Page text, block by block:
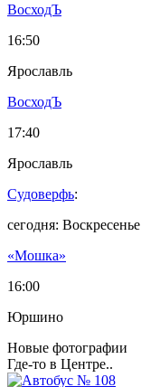
ВосходЪ
16:50
Ярославль
ВосходЪ
17:40
Ярославль
Судоверфь:
сегодня: Воскресенье
«Мошка»
16:00
Юршино
Новые фотографии
Где-то в Центре..